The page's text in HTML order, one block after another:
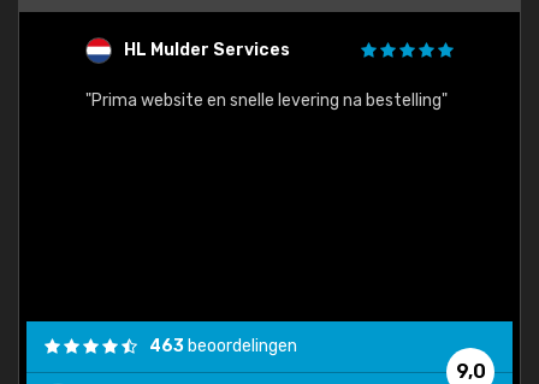
HL Mulder Services
"Prima website en snelle levering na bestelling"
9,0
463 beoordelingen